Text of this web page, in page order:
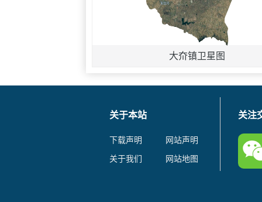
大夼镇卫星图
关于本站
下载声明
网站声明
关于我们
网站地图
关注